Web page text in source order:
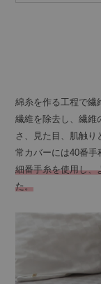
綿糸を作る工程で繊
繊維を除去し、繊維
さ、見た目、肌触り
常カバーには40番
細番手糸を使用し、
た。